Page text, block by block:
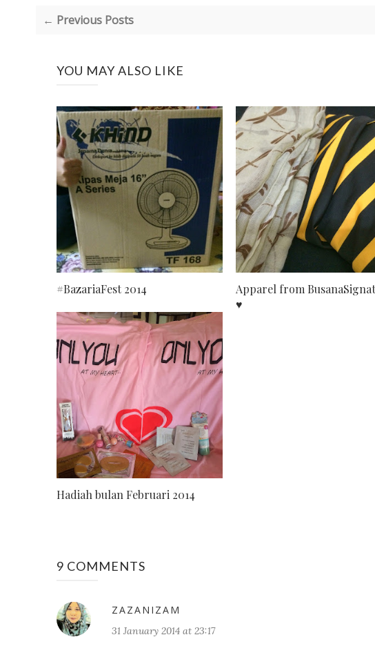
← Previous Posts
YOU MAY ALSO LIKE
#BazariaFest 2014
Apparel from
♥
Hadiah bulan Februari 2014
9 COMMENTS
ZAZANIZAM
31 January 2014 at 23:17